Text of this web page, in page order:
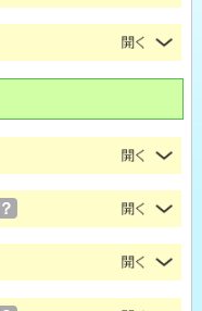
？